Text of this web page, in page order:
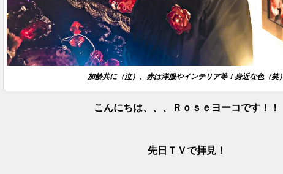
加齢共に（泣）、赤は洋服やインテリア等！身近な色（笑）
こんにちは、、、Ｒｏｓｅヨーコです！！
先日ＴＶで拝見！